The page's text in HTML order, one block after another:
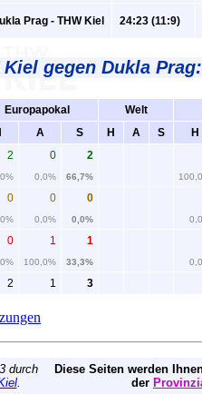
Prag - THW Kiel 24:23 (11:9)
gegen Dukla Prag:
Europapokal
Welt
A S H A S
H
2 0
0,0%
2
66,7%
0 0
0,0%
0
0,0%
0 1
100,0%
1
33,3%
2 1 3
durch
.
Diese Seiten werden
der